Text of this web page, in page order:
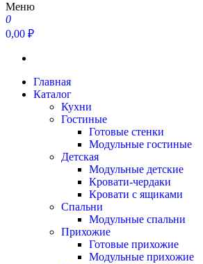
Меню
0
0,00 ₽
Главная
Каталог
Кухни
Гостиные
Готовые стенки
Модульные гостиные
Детская
Модульные детские
Кровати-чердаки
Кровати с ящиками
Спальни
Модульные спальни
Прихожие
Готовые прихожие
Модульные прихожие